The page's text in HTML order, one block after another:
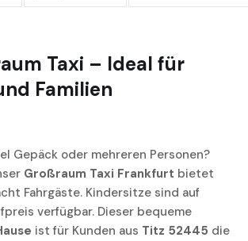
Taxi – Ideal für
Familien
Gepäck oder mehreren Personen?
Großraum Taxi Frankfurt bietet
Fahrgäste. Kindersitze sind auf
verfügbar. Dieser bequeme
ist für Kunden aus Titz 52445 die